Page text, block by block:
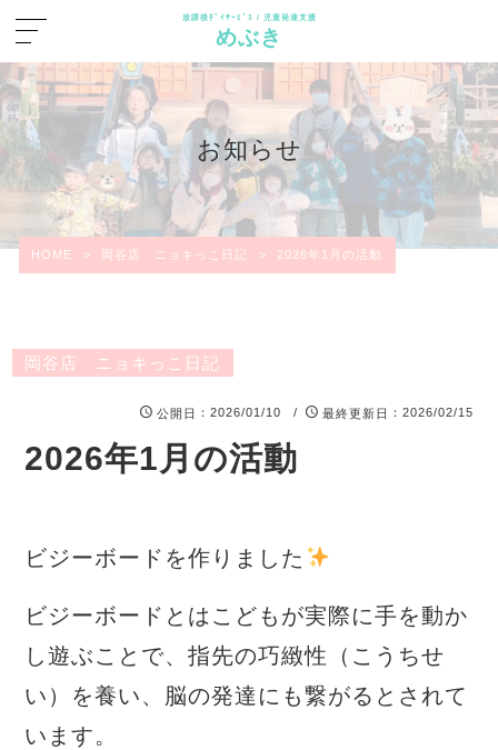
放課後ﾃﾞｲｻｰﾋﾞｽ / 児童発達支援
めぶき
お知らせ
HOME > 岡谷店 ニョキっこ日記 > 2026年1月の活動
岡谷店 ニョキっこ日記
公開日 ：2026/01/10 / 最終更新日 ：2026/02/15
2026年1月の活動
ビジーボードを作りました
ビジーボードとはこどもが実際に手を動か
し遊ぶことで、指先の巧緻性（こうちせ
い）を養い、脳の発達にも繋がるとされて
います。